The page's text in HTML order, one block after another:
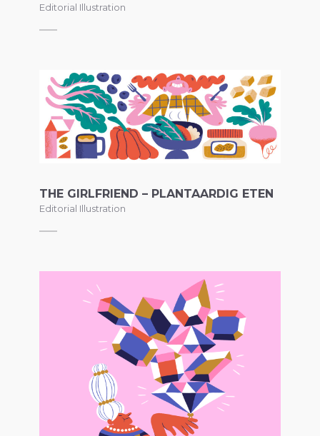
Editorial Illustration
THE GIRLFRIEND – PLANTAARDIG ETEN
Editorial Illustration